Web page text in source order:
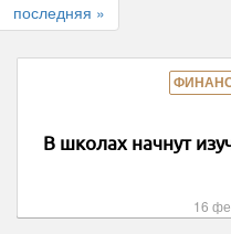
последняя »
В школах начнут
16